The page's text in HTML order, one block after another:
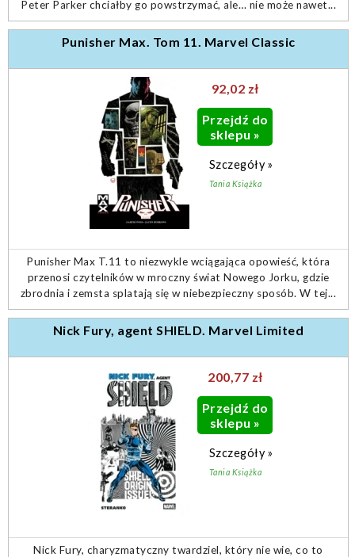
Peter Parker chciałby go powstrzymać, ale… nie może nawet...
Punisher Max. Tom 11. Marvel Classic
92,02 zł
Przejdź do
sklepu »
Szczegóły »
Tania Książka
Punisher Max T.11 to niezwykle wciągająca opowieść, która
przenosi czytelników w mroczny świat Nowego Jorku, gdzie
zbrodnia i zemsta splatają się w niebezpieczny sposób. W tej...
Nick Fury, agent SHIELD. Marvel Limited
200,77 zł
Przejdź do
sklepu »
Szczegóły »
Tania Książka
Nick Fury, charyzmatyczny twardziel, który nie wie, co to